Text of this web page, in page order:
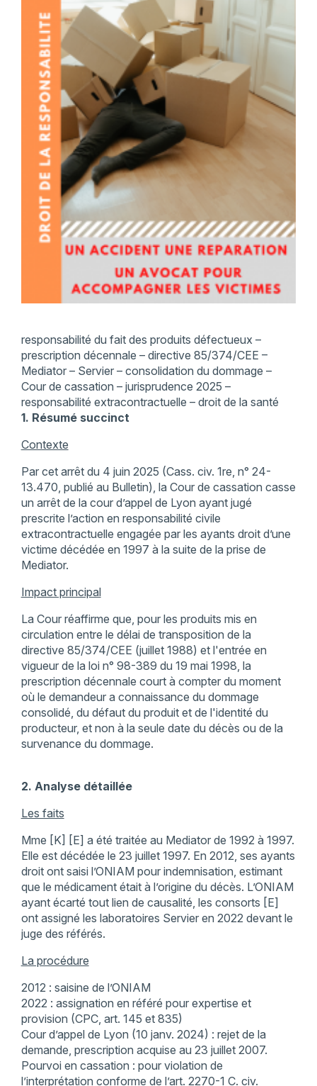
responsabilité du fait des produits défectueux –
prescription décennale – directive 85/374/CEE –
Mediator – Servier – consolidation du dommage –
Cour de cassation – jurisprudence 2025 –
responsabilité extracontractuelle – droit de la santé
1. Résumé succinct
Contexte
Par cet arrêt du 4 juin 2025 (Cass. civ. 1re, n° 24-
13.470, publié au Bulletin), la Cour de cassation casse
un arrêt de la cour d’appel de Lyon ayant jugé
prescrite l’action en responsabilité civile
extracontractuelle engagée par les ayants droit d’une
victime décédée en 1997 à la suite de la prise de
Mediator.
Impact principal
La Cour réaffirme que, pour les produits mis en
circulation entre le délai de transposition de la
directive 85/374/CEE (juillet 1988) et l'entrée en
vigueur de la loi n° 98-389 du 19 mai 1998, la
prescription décennale court à compter du moment
où le demandeur a connaissance du dommage
consolidé, du défaut du produit et de l'identité du
producteur, et non à la seule date du décès ou de la
survenance du dommage.
2. Analyse détaillée
Les faits
Mme [K] [E] a été traitée au Mediator de 1992 à 1997.
Elle est décédée le 23 juillet 1997. En 2012, ses ayants
droit ont saisi l’ONIAM pour indemnisation, estimant
que le médicament était à l’origine du décès. L’ONIAM
ayant écarté tout lien de causalité, les consorts [E]
ont assigné les laboratoires Servier en 2022 devant le
juge des référés.
La procédure
2012 : saisine de l’ONIAM
2022 : assignation en référé pour expertise et
provision (CPC, art. 145 et 835)
Cour d’appel de Lyon (10 janv. 2024) : rejet de la
demande, prescription acquise au 23 juillet 2007.
Pourvoi en cassation : pour violation de
l’interprétation conforme de l’art. 2270-1 C. civ.